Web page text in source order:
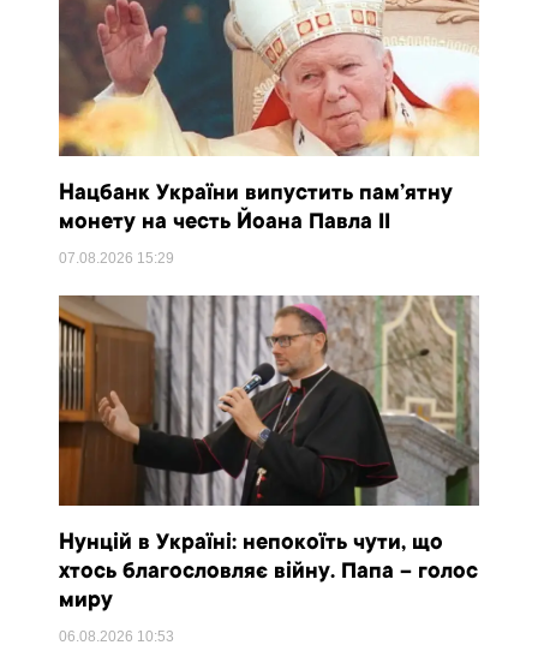
Нацбанк України випустить пам’ятну
монету на честь Йоана Павла II
07.08.2026 15:29
Нунцій в Україні: непокоїть чути, що
хтось благословляє війну. Папа – голос
миру
06.08.2026 10:53